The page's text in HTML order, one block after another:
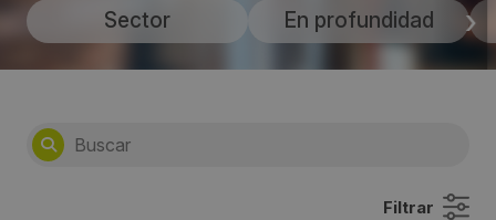
Sector En profundidad
Filtrar